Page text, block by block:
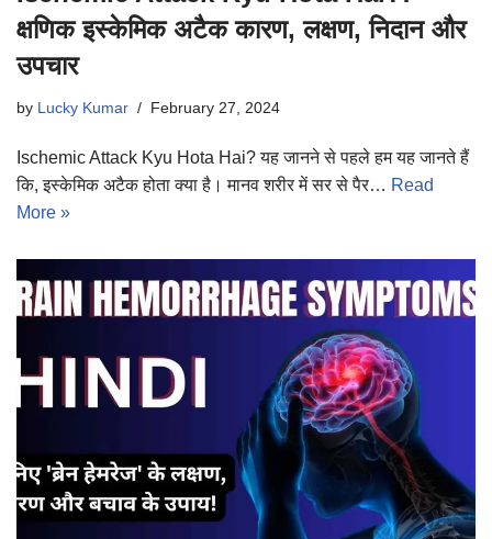
क्षणिक इस्केमिक अटैक कारण, लक्षण, निदान और
उपचार
by Lucky Kumar February 27, 2024
Ischemic Attack Kyu Hota Hai? यह जानने से पहले हम यह जानते हैं
कि, इस्केमिक अटैक होता क्या है। मानव शरीर में सर से पैर… Read
More »